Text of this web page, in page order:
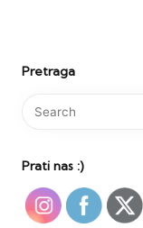
Pretraga
Prati nas :)